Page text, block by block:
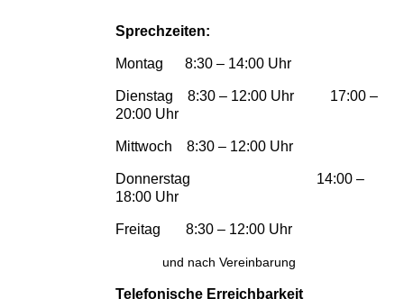
Sprechzeiten:
Montag 8:30 – 14:00 Uhr
Dienstag 8:30 – 12:00 Uhr 17:00 –
20:00 Uhr
Mittwoch 8:30 – 12:00 Uhr
Donnerstag 14:00 –
18:00 Uhr
Freitag 8:30 – 12:00 Uhr
und nach Vereinbarung
Telefonische Erreichbarkeit